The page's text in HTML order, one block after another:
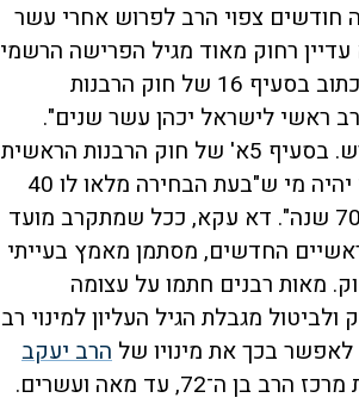
חודשים צפוי הרב לפרוש אחרי עשר
רחוק מאוד מגיל הפרישה הרשמי
לגמלאות, שהרי כך כתוב בסעיף 16 של חוק הרבנות
ראשי לישראל יכהן עשר שנים".
כעת צריך לבחור יורש. בסעיף 5א' של חוק הרבנות הראשית
נכתב שהרב הראשי יהיה מי ש"בעת הבחירה מלאו לו 40
שנה וטרם מלאו לו 70 שנה". דא עקא, ככל שמתקרב מועד
החדשים, מסתמן מאמץ בעייתי
מאות רבנים חתמו על עצומה
ולביטול מגבלת הגיל העליון למינוי רב
בכך את מינויו של הרב יעקב
בן ה־72, עד מאה ועשרים.